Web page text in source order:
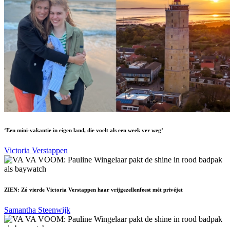
‘Een mini-vakantie in eigen land, die voelt als een week ver weg’
Victoria Verstappen
ZIEN: Zó vierde Victoria Verstappen haar vrijgezellenfeest mét privéjet
Samantha Steenwijk